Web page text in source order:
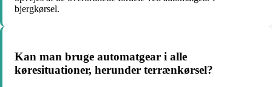
bjergkørsel.
Kan man bruge automatgear i alle
køresituationer, herunder terrænkørsel?